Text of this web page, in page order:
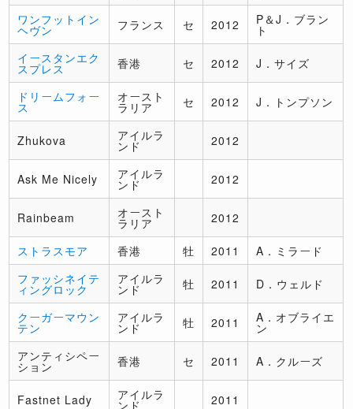
ワンフットイン
ヘヴン フランス セ 2012 P＆J．ブラン
ト
イースタンエク
スプレス 香港 セ 2012 J．サイズ
ドリームフォー
ス
オースト
ラリア セ 2012 J．トンプソン
Zhukova アイルラ
ンド 2012
Ask Me Nicely アイルラ
ンド 2012
Rainbeam オースト
ラリア 2012
ストラスモア 香港 牡 2011
A．ミラード
ファッシネイテ
ィングロック
アイルラ
ンド 牡 2011 D．ウェルド
クーガーマウン
テン
アイルラ
ンド 牡 2011 A．オブライエ
ン
アンティシペー
ション 香港 セ 2011 A．クルーズ
Fastnet Lady アイルラ
ンド 2011